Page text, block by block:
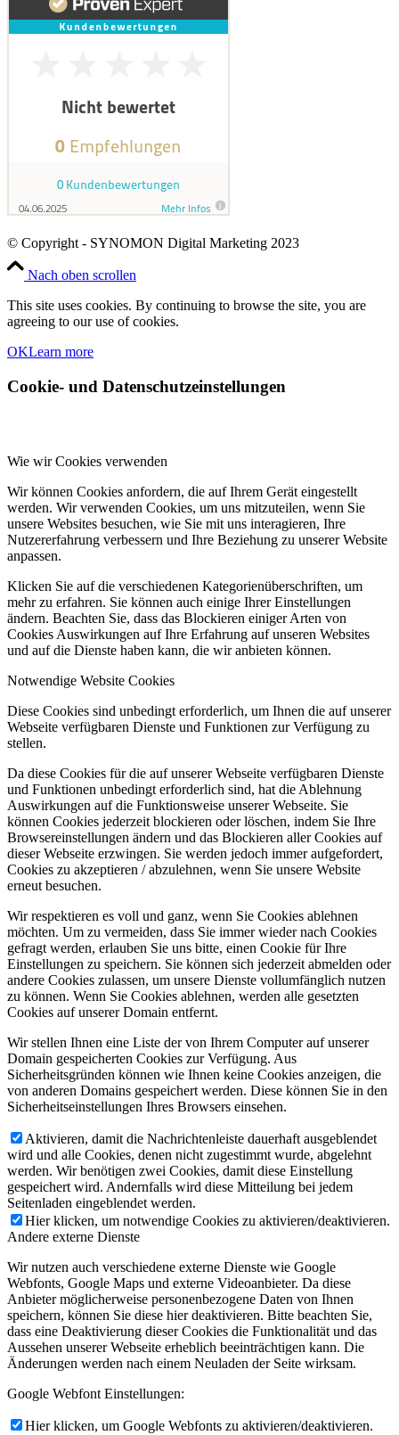
© Copyright - SYNOMON Digital Marketing 2023
Nach oben scrollen
This site uses cookies. By continuing to browse the site, you are
agreeing to our use of cookies.
OKLearn more
Cookie- und Datenschutzeinstellungen
Wie wir Cookies verwenden
Wir können Cookies anfordern, die auf Ihrem Gerät eingestellt
werden. Wir verwenden Cookies, um uns mitzuteilen, wenn Sie
unsere Websites besuchen, wie Sie mit uns interagieren, Ihre
Nutzererfahrung verbessern und Ihre Beziehung zu unserer Website
anpassen.
Klicken Sie auf die verschiedenen Kategorienüberschriften, um
mehr zu erfahren. Sie können auch einige Ihrer Einstellungen
ändern. Beachten Sie, dass das Blockieren einiger Arten von
Cookies Auswirkungen auf Ihre Erfahrung auf unseren Websites
und auf die Dienste haben kann, die wir anbieten können.
Notwendige Website Cookies
Diese Cookies sind unbedingt erforderlich, um Ihnen die auf unserer
Webseite verfügbaren Dienste und Funktionen zur Verfügung zu
stellen.
Da diese Cookies für die auf unserer Webseite verfügbaren Dienste
und Funktionen unbedingt erforderlich sind, hat die Ablehnung
Auswirkungen auf die Funktionsweise unserer Webseite. Sie
können Cookies jederzeit blockieren oder löschen, indem Sie Ihre
Browsereinstellungen ändern und das Blockieren aller Cookies auf
dieser Webseite erzwingen. Sie werden jedoch immer aufgefordert,
Cookies zu akzeptieren / abzulehnen, wenn Sie unsere Website
erneut besuchen.
Wir respektieren es voll und ganz, wenn Sie Cookies ablehnen
möchten. Um zu vermeiden, dass Sie immer wieder nach Cookies
gefragt werden, erlauben Sie uns bitte, einen Cookie für Ihre
Einstellungen zu speichern. Sie können sich jederzeit abmelden oder
andere Cookies zulassen, um unsere Dienste vollumfänglich nutzen
zu können. Wenn Sie Cookies ablehnen, werden alle gesetzten
Cookies auf unserer Domain entfernt.
Wir stellen Ihnen eine Liste der von Ihrem Computer auf unserer
Domain gespeicherten Cookies zur Verfügung. Aus
Sicherheitsgründen können wie Ihnen keine Cookies anzeigen, die
von anderen Domains gespeichert werden. Diese können Sie in den
Sicherheitseinstellungen Ihres Browsers einsehen.
Aktivieren, damit die Nachrichtenleiste dauerhaft ausgeblendet
wird und alle Cookies, denen nicht zugestimmt wurde, abgelehnt
werden. Wir benötigen zwei Cookies, damit diese Einstellung
gespeichert wird. Andernfalls wird diese Mitteilung bei jedem
Seitenladen eingeblendet werden.
Hier klicken, um notwendige Cookies zu aktivieren/deaktivieren.
Andere externe Dienste
Wir nutzen auch verschiedene externe Dienste wie Google
Webfonts, Google Maps und externe Videoanbieter. Da diese
Anbieter möglicherweise personenbezogene Daten von Ihnen
speichern, können Sie diese hier deaktivieren. Bitte beachten Sie,
dass eine Deaktivierung dieser Cookies die Funktionalität und das
Aussehen unserer Webseite erheblich beeinträchtigen kann. Die
Änderungen werden nach einem Neuladen der Seite wirksam.
Google Webfont Einstellungen:
Hier klicken, um Google Webfonts zu aktivieren/deaktivieren.